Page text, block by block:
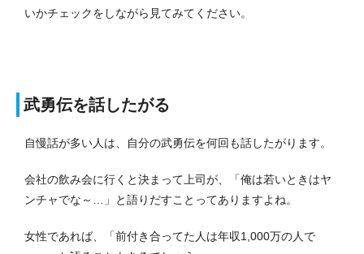
いかチェックをしながら見てみてください。
武勇伝を話したがる
自慢話が多い人は、自分の武勇伝を何回も話したがります。
会社の飲み会に行くと決まって上司が、「俺は若いときはヤ
ンチャでな～…」と語りだすことってありますよね。
女性であれば、「前付き合ってた人は年収1,000万の人で